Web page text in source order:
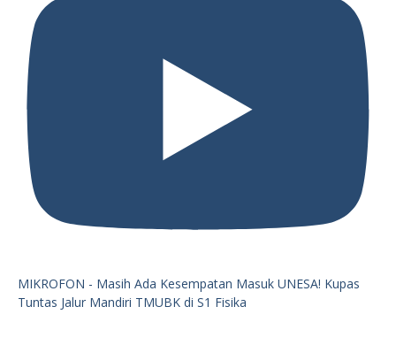
MIKROFON - Masih Ada Kesempatan Masuk UNESA! Kupas
Tuntas Jalur Mandiri TMUBK di S1 Fisika